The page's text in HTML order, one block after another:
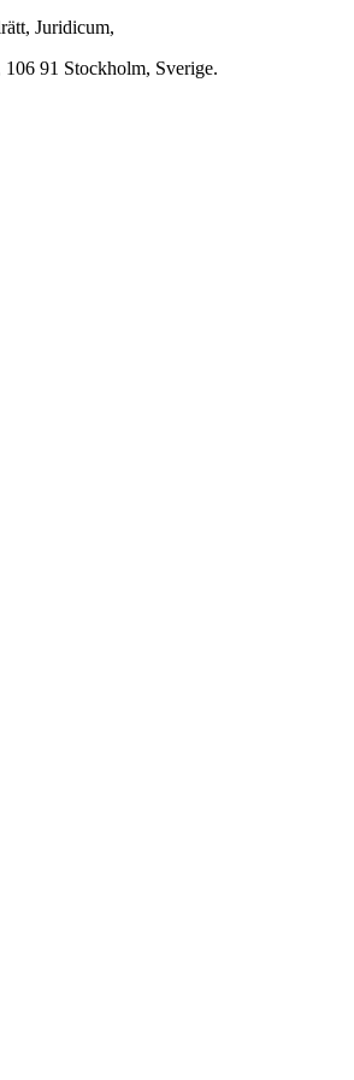
Juridicum,
91 Stockholm, Sverige.